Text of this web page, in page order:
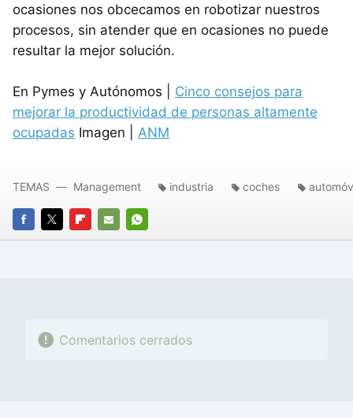
ocasiones nos obcecamos en robotizar nuestros
procesos, sin atender que en ocasiones no puede
resultar la mejor solución.
En Pymes y Autónomos | Cinco consejos para
mejorar la productividad de personas altamente
ocupadas Imagen | ANM
FACEBOOK
TWITTERFLIPBOARD
E-
WHATSAPP
TEMAS Management industria coches
Comentarios cerrados